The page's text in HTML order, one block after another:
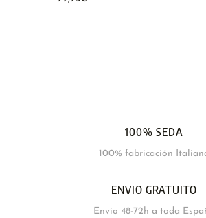
100% SEDA
100% fabricación
ENVIO GRATUITO
Envío 48-72h a toda